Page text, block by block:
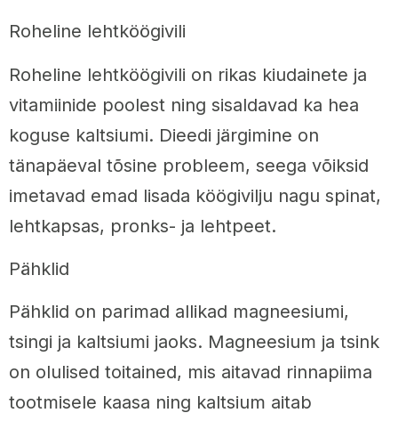
Roheline lehtköögivili
Roheline lehtköögivili on rikas kiudainete ja
vitamiinide poolest ning sisaldavad ka hea
koguse kaltsiumi. Dieedi järgimine on
tänapäeval tõsine probleem, seega võiksid
imetavad emad lisada köögivilju nagu spinat,
lehtkapsas, pronks- ja lehtpeet.
Pähklid
Pähklid on parimad allikad magneesiumi,
tsingi ja kaltsiumi jaoks. Magneesium ja tsink
on olulised toitained, mis aitavad rinnapiima
tootmisele kaasa ning kaltsium aitab